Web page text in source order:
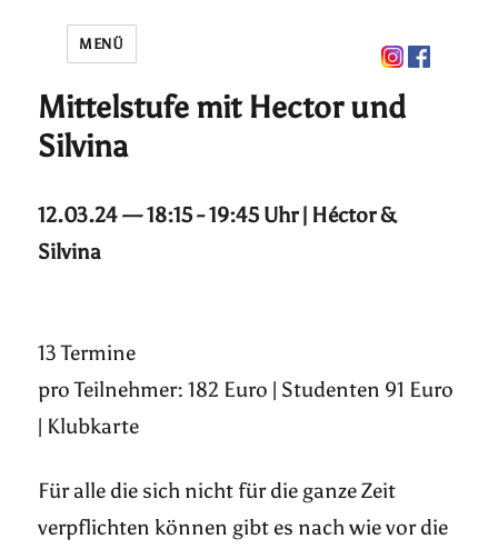
MENÜ
Mittelstufe mit Hector und
Silvina
12.03.24 — 18:15 - 19:45 Uhr | Héctor &
Silvina
13 Termine
pro Teilnehmer: 182 Euro | Studenten 91 Euro
| Klubkarte
Für alle die sich nicht für die ganze Zeit
verpflichten können gibt es nach wie vor die